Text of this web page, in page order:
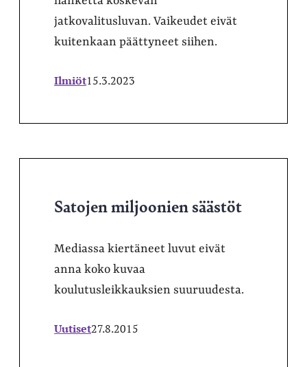
jatkovalitusluvan. Vaikeudet eivät
kuitenkaan päättyneet siihen.
Ilmiöt15.3.2023
Satojen miljoonien säästöt
Mediassa kiertäneet luvut eivät
anna koko kuvaa
koulutusleikkauksien suuruudesta.
Uutiset27.8.2015